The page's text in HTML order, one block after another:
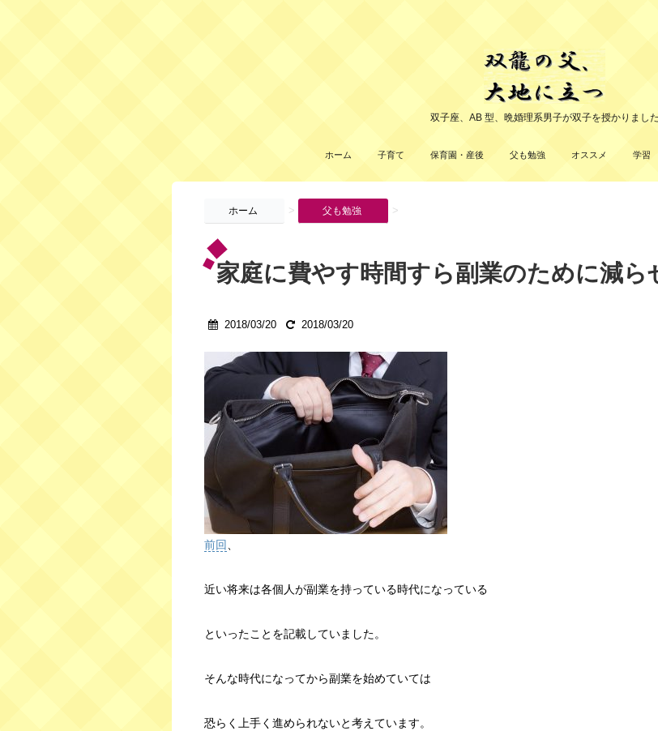
双子座、AB 型、晩婚理系男子が双子を授かりました
ホーム 子育て 保育園・産後 父も勉強 オススメ 学習
ホーム > 父も勉強 >
家庭に費やす時間すら副業のために減ら
2018/03/20 2018/03/20
前回、
近い将来は各個人が副業を持っている時代になっている
といったことを記載していました。
そんな時代になってから副業を始めていては
恐らく上手く進められないと考えています。